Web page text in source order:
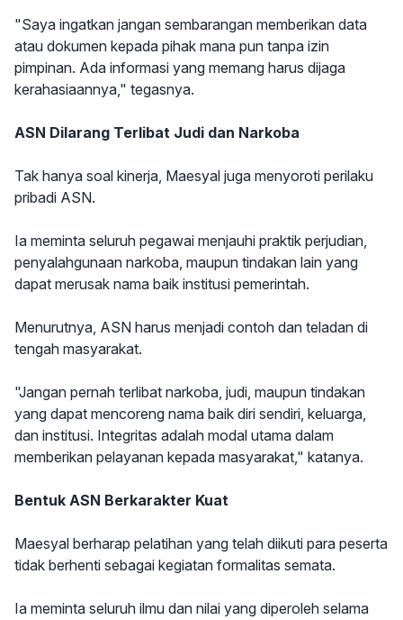
"Saya ingatkan jangan sembarangan memberikan data
atau dokumen kepada pihak mana pun tanpa izin
pimpinan. Ada informasi yang memang harus dijaga
kerahasiaannya," tegasnya.
ASN Dilarang Terlibat Judi dan Narkoba
Tak hanya soal kinerja, Maesyal juga menyoroti perilaku
pribadi ASN.
Ia meminta seluruh pegawai menjauhi praktik perjudian,
penyalahgunaan narkoba, maupun tindakan lain yang
dapat merusak nama baik institusi pemerintah.
Menurutnya, ASN harus menjadi contoh dan teladan di
tengah masyarakat.
"Jangan pernah terlibat narkoba, judi, maupun tindakan
yang dapat mencoreng nama baik diri sendiri, keluarga,
dan institusi. Integritas adalah modal utama dalam
memberikan pelayanan kepada masyarakat," katanya.
Bentuk ASN Berkarakter Kuat
Maesyal berharap pelatihan yang telah diikuti para peserta
tidak berhenti sebagai kegiatan formalitas semata.
Ia meminta seluruh ilmu dan nilai yang diperoleh selama